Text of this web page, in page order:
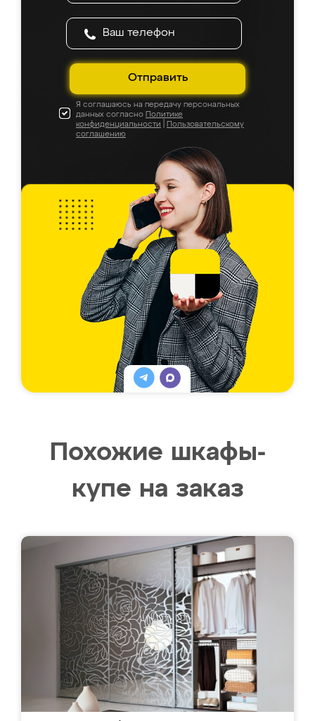
Отправить
Я соглашаюсь на передачу персональных
данных согласно Политике
конфиденциальности
Пользовательскому
соглашению
Похожие шкафы-
купе на заказ